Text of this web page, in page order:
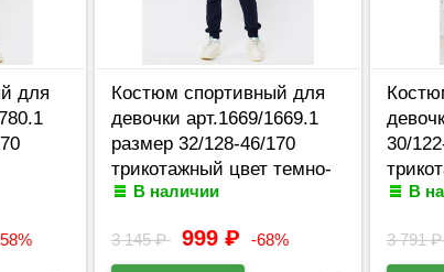
для
Костюм спортивный для
девочки арт.1669/1669.1
размер 32/128-46/170
трикотажный цвет темно-
синий
В наличии
3 145₽ 999 ₽ -68%
30/
В
3 791₽